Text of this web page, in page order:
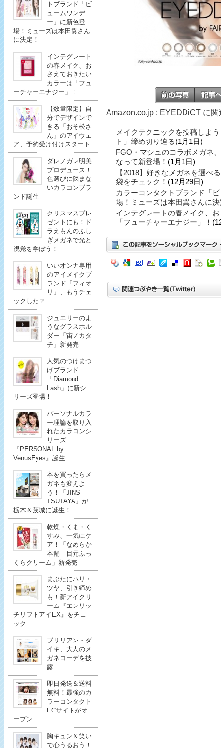
トブランド「ビ
ュームワンデ
ー」に新色登
場！ミューズは本田翼さん
に決定！
インテグレート
の春メイク、お
さえておきたい
カラーは「フュ
ーチャーエナジー」！
【数量限定】自
分でデザインで
きる「おそ松さ
ん」のアイウェ
ア、予約受け付けスタート
ダレノガレ明美
プロデュース！
色選びに悩まな
いカラコンブラ
ンド誕生
クリスマスプレ
ゼントにも！ド
ラえもんのふし
ぎメガネで光と
視覚を学ぼう！
いいオンナ専用
のアイメイクブ
ランド「フィオ
リ」、もうチェ
ックした？
ジュエリーのよ
うなグラスホル
ダー「宙ノカタ
チ」新発売
人気のつけまつ
げブランド
「Diamond
Lash」に新シ
リーズ登場！
パーソナルカラ
ー理論を取り入
れたカラコンシ
リーズ
『PERSONAL by
VenusEyes』誕生
本を買ったらメ
ガネも変えよ
う！「JINS
TSUTAYA」が
栃木＆茨城に誕生！
乾燥・くま・く
すみ、一気にケ
ア！「なめらか
本舗 目元ふっ
くらクリーム」新発売
まぶたにハリ・
ツヤ、引き締め
も！新アイクリ
ーム『エンリッ
チリフトアイEX』をチェ
ック
ブリリアン・ダ
イキ、大人のメ
ガネコーデを披
露
即日発送＆送料
無料！最強のカ
ラーコンタクト
ECサイトがオ
ープン
胸キュン＆笑い
で心うるおう！
Amazon.co.jp : EYEDDiCT に関
メイクテクニックを投稿しよ
ト」締め切り迫る(1月1日)
FGO・マシュのコラボメガネ
なって新登場！ (1月1日)
【2018】好きなメガネを選べ
袋をチェック！ (12月29日)
カラーコンタクトブランド「
場！ミューズは本田翼さんに決
インテグレートの春メイク、
「フューチャーエナジー」！